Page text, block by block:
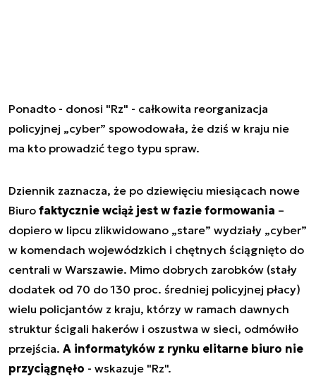
Ponadto - donosi "Rz" - całkowita reorganizacja
policyjnej „cyber” spowodowała, że dziś w kraju nie
ma kto prowadzić tego typu spraw.
Dziennik zaznacza, że po dziewięciu miesiącach nowe
Biuro faktycznie wciąż jest w fazie formowania –
dopiero w lipcu zlikwidowano „stare” wydziały „cyber”
w komendach wojewódzkich i chętnych ściągnięto do
centrali w Warszawie. Mimo dobrych zarobków (stały
dodatek od 70 do 130 proc. średniej policyjnej płacy)
wielu policjantów z kraju, którzy w ramach dawnych
struktur ścigali hakerów i oszustwa w sieci, odmówiło
przejścia. A informatyków z rynku elitarne biuro nie
przyciągnęło - wskazuje "Rz".